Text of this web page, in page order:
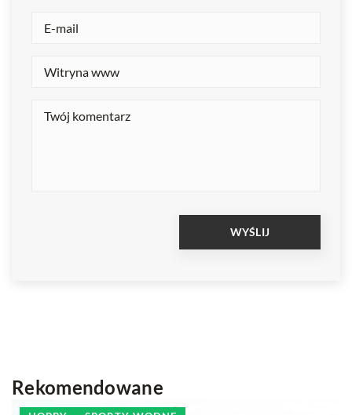
Rekomendowane